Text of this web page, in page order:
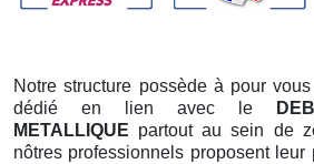
Notre structure possède à pour
dédié en lien avec le
METALLIQUE partout au sein de
nôtres professionnels proposent